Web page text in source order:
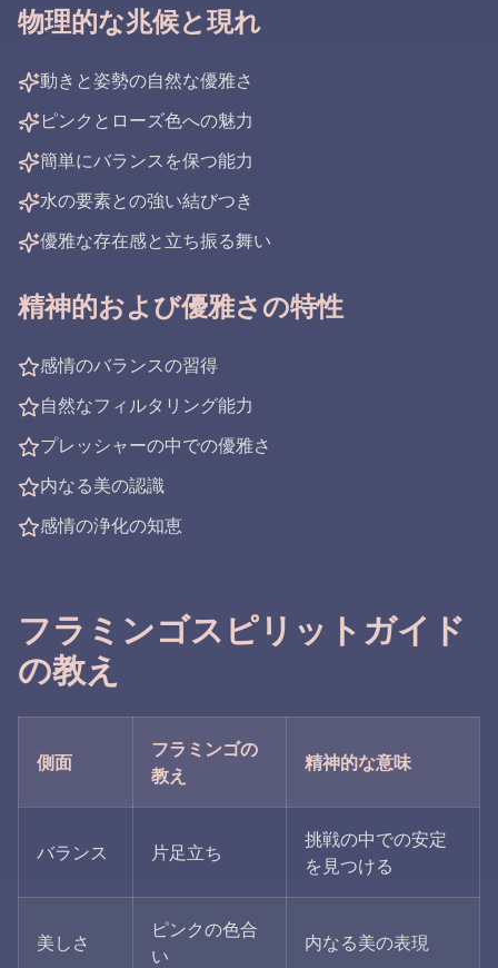
物理的な兆候と現れ
動きと姿勢の自然な優雅さ
ピンクとローズ色への魅力
簡単にバランスを保つ能力
水の要素との強い結びつき
優雅な存在感と立ち振る舞い
精神的および優雅さの特性
感情のバランスの習得
自然なフィルタリング能力
プレッシャーの中での優雅さ
内なる美の認識
感情の浄化の知恵
フラミンゴスピリットガイド
の教え
側面
フラミンゴの
教え
精神的な意味
バランス 片足立ち
挑戦の中での安定
を見つける
美しさ
ピンクの色合
い
内なる美の表現